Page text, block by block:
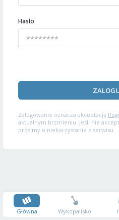
Hasło
Zalogowanie oznacza akceptację
aktualnym brzmieniu. Jeśli nie
prosimy o niekorzystanie z serwisu.
Główna Wykopalisko